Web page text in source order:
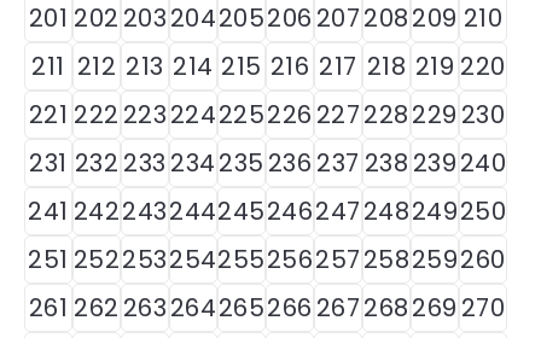
201 202 203204205206 207208209 210
211 212 213 214 215 216 217 218 219 220
221 222 223224225226 227228229 230
231 232 233 234235 236 237 238 239240
241 242243244245246247248249250
251 252253254255256257258259260
261 262 263264265266 267268269 270